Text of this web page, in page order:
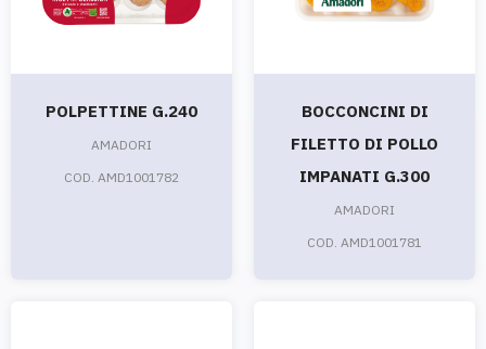
POLPETTINE G.240
AMADORI
COD. AMD1001782
BOCCONCINI DI
FILETTO DI POLLO
IMPANATI G.300
AMADORI
COD. AMD1001781